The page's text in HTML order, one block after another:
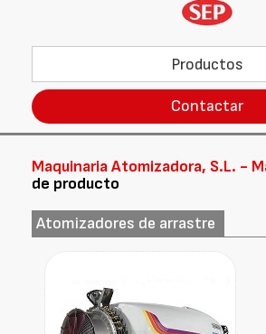
Productos
Contactar
Maquinaria Atomizadora, S.L. -
de producto
Atomizadores de arrastre